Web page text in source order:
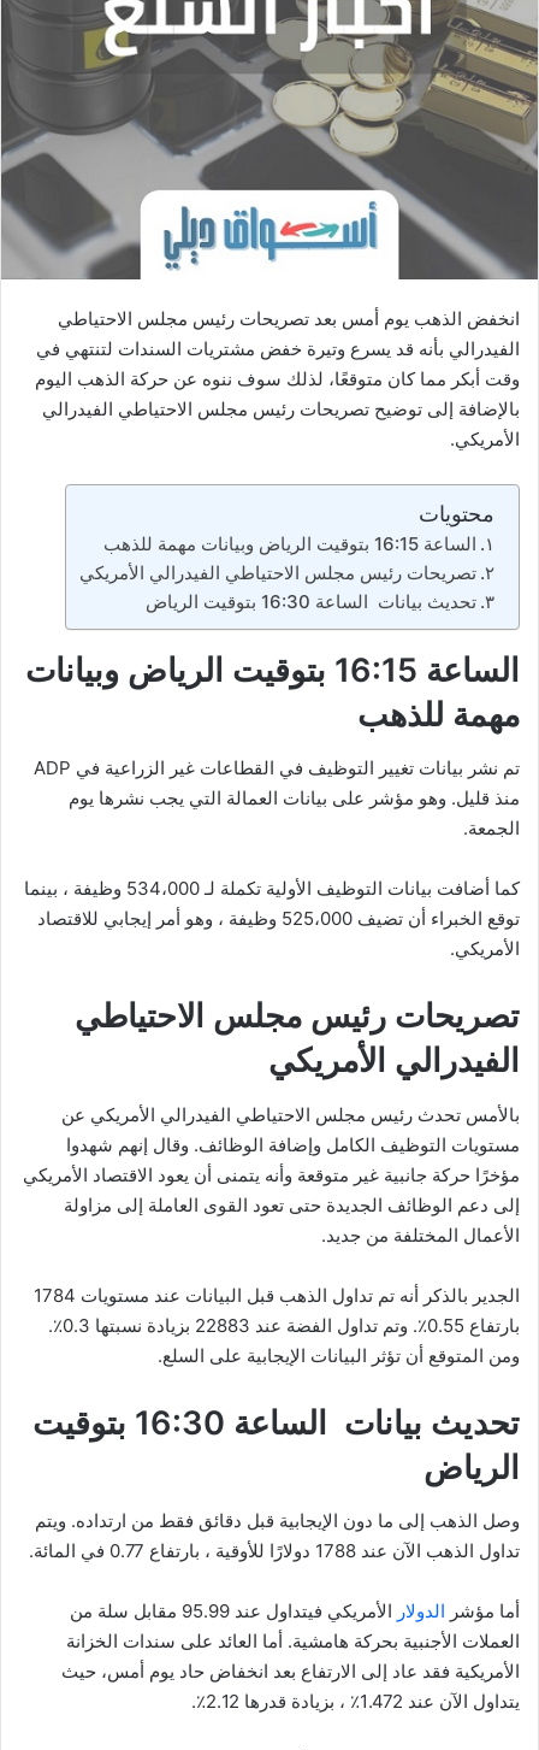
انخفض الذهب يوم أمس بعد تصريحات رئيس مجلس الاحتياطي
الفيدرالي بأنه قد يسرع وتيرة خفض مشتريات السندات لتنتهي في
وقت أبكر مما كان متوقعًا، لذلك سوف ننوه عن حركة الذهب اليوم
بالإضافة إلى توضيح تصريحات رئيس مجلس الاحتياطي الفيدرالي
الأمريكي.
محتويات
الساعة 16:15 بتوقيت الرياض وبيانات مهمة للذهب
تصريحات رئيس مجلس الاحتياطي الفيدرالي الأمريكي
تحديث بيانات الساعة 16:30 بتوقيت الرياض
الساعة 16:15 بتوقيت الرياض وبيانات
مهمة للذهب
تم نشر بيانات تغيير التوظيف في القطاعات غير الزراعية في ADP
منذ قليل. وهو مؤشر على بيانات العمالة التي يجب نشرها يوم
الجمعة.
كما أضافت بيانات التوظيف الأولية تكملة لـ 534،000 وظيفة ، بينما
توقع الخبراء أن تضيف 525،000 وظيفة ، وهو أمر إيجابي للاقتصاد
الأمريكي.
تصريحات رئيس مجلس الاحتياطي
الفيدرالي الأمريكي
بالأمس تحدث رئيس مجلس الاحتياطي الفيدرالي الأمريكي عن
مستويات التوظيف الكامل وإضافة الوظائف. وقال إنهم شهدوا
مؤخرًا حركة جانبية غير متوقعة وأنه يتمنى أن يعود الاقتصاد الأمريكي
إلى دعم الوظائف الجديدة حتى تعود القوى العاملة إلى مزاولة
الأعمال المختلفة من جديد.
الجدير بالذكر أنه تم تداول الذهب قبل البيانات عند مستويات 1784
بارتفاع 0.55٪. وتم تداول الفضة عند 22883 بزيادة نسبتها 0.3٪.
ومن المتوقع أن تؤثر البيانات الإيجابية على السلع.
تحديث بيانات الساعة 16:30 بتوقيت
الرياض
وصل الذهب إلى ما دون الإيجابية قبل دقائق فقط من ارتداده. ويتم
تداول الذهب الآن عند 1788 دولارًا للأوقية ، بارتفاع 0.77 في المائة.
أما مؤشر الدولار
الأمريكي فيتداول عند 95.99 مقابل سلة من
العملات الأجنبية بحركة هامشية. أما العائد على سندات الخزانة
الأمريكية فقد عاد إلى الارتفاع بعد انخفاض حاد يوم أمس، حيث
يتداول الآن عند 1.472٪ ، بزيادة قدرها 2.12٪.